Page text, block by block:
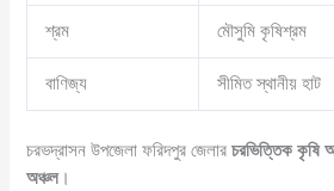
শ্রম মৌসুমি কৃষিশ্রম
বাণিজ্য সীমিত স্থানীয় হাট
চরভদ্রাসন উপজেলা ফরিদপুর জেলারচরভিত্তিক কৃষি
অঞ্চল।